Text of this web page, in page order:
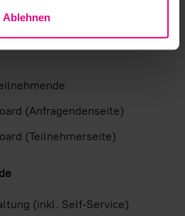
Ablehnen
(Anfragendenseite)
(Teilnehmerseite)
(inkl. Self-Service)